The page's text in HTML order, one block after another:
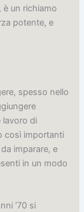
è un richiamo
potente, e
spesso nello
lavoro di
così importanti
imparare, e
in un modo
’70 si